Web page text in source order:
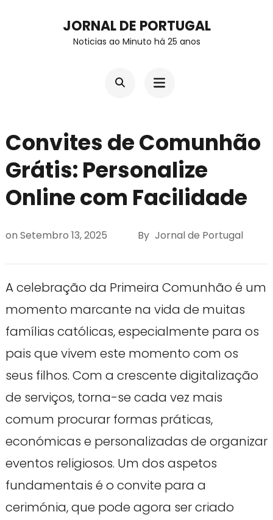
JORNAL DE PORTUGAL
Noticias ao Minuto há 25 anos
Convites de Comunhão
Grátis: Personalize
Online com Facilidade
on Setembro 13, 2025 By Jornal de Portugal
A celebração da Primeira Comunhão é um
momento marcante na vida de muitas
famílias católicas, especialmente para os
pais que vivem este momento com os
seus filhos. Com a crescente digitalização
de serviços, torna-se cada vez mais
comum procurar formas práticas,
económicas e personalizadas de organizar
eventos religiosos. Um dos aspetos
fundamentais é o convite para a
cerimónia, que pode agora ser criado